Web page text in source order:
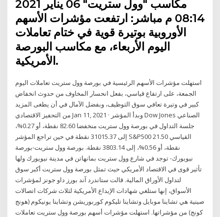
مكاسب "وول ستريت" 06 يناير 2021
08:14 م مباشر: ارتفعت مؤشرات الأسهم
الأوروبية بوتيرة قوية في ختام تعاملات
اليوم الأربعاء، مع مكاسب البورصة
الأمريكية.
استهلت مؤشرات الأسهم الرئيسية في بورصة وول ستريت تعاملات اليوم
الجمعة، ‏على ارتفاع قياسي، بفعل انحسار المخاوف من حدوث انخفاض
كبير في وتيرة ‏تعافي سوق التوظيف، وبفضل الآمال في أن يطغى المزيد
من التحفيز الاقتصادي Jan 11, 2021 · وبدأ المؤشر Dow Jones الصناعي
جلسة التداول في بورصة وول ستريت منخفضا 82.60 نقطة، أو 0.27%،
إلى 31015.37 نقطة في حين تراجع المؤشر S&P500 القياسي 21.50
نقطة، أو 0.56%، إلى 3803.14 نقطة. بورصة وول ستريت-بورصة
نيويورك- توجد في شارع وول ستريت بمانهاتن في مدينة نيويورك ولها
تأثير قوى في الاقتصاد الأمريكي حيث تمثل بورصة وول ستريت أكبر سوق
لتداول الأوراق المالية. قالت ستاندرد آند بورز داو جونز لمؤشرات
الأسواق، إنها ستلغي شهادات الإيداع الأمريكية لثلاث شركات اتصالات
صينية هي تشاينا موبايل وتشاينا تليكوم كوربوريشن وتشاينا يونيكوم (هونج
كونج) من مؤشراتها. استهلت مؤشرات أسهم بورصة وول ستريت تعاملات